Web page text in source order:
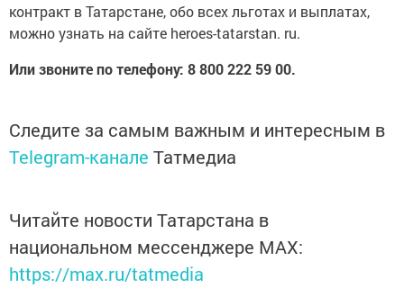
контракт в Татарстане, обо всех льготах и выплатах,
можно узнать на сайте heroes-tatarstan. ru.
Или звоните по телефону: 8 800 222 59 00.
Следите за самым важным и интересным в
Telegram-канале Татмедиа
Читайте новости Татарстана в
национальном мессенджере MАХ:
https://max.ru/tatmedia